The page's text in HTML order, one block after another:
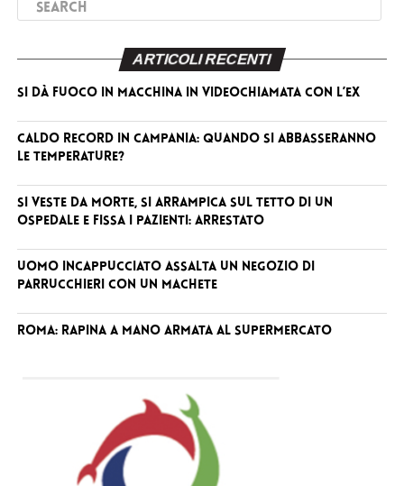
ARTICOLI RECENTI
Si dà fuoco in macchina in videochiamata con l’ex
Caldo record in Campania: quando si abbasseranno
le temperature?
Si veste da Morte, si arrampica sul tetto di un
ospedale e fissa i pazienti: arrestato
Uomo incappucciato assalta un negozio di
parrucchieri con un machete
Roma: rapina a mano armata al supermercato